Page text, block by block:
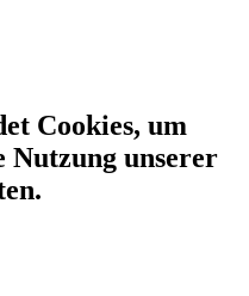
Cookies, um
Nutzung unserer